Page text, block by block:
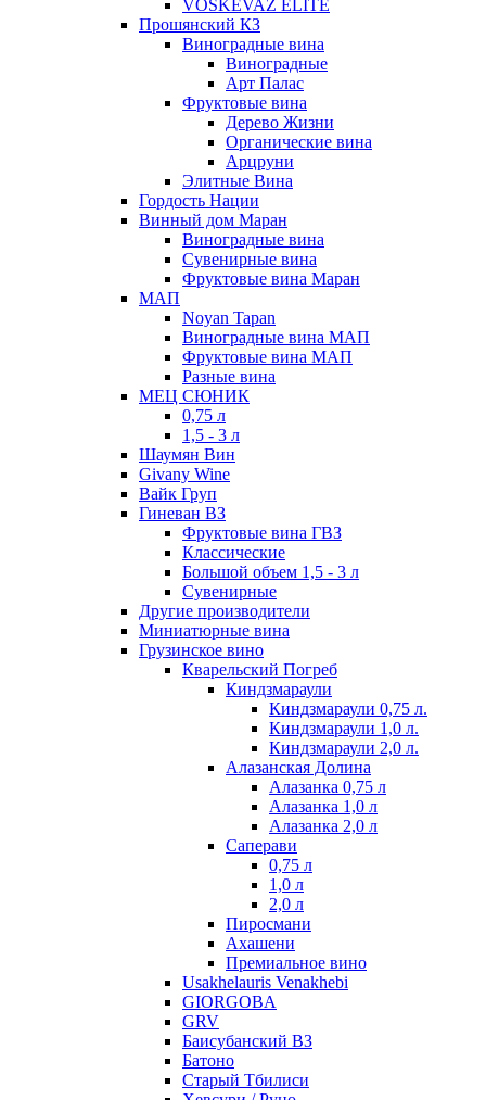
VOSKEVAZ ELITE
Прошянский КЗ
Виноградные вина
Виноградные
Арт Палас
Фруктовые вина
Дерево Жизни
Органические вина
Арцруни
Элитные Вина
Гордость Нации
Винный дом Маран
Виноградные вина
Сувенирные вина
Фруктовые вина Маран
МАП
Noyan Tapan
Виноградные вина МАП
Фруктовые вина МАП
Разные вина
МЕЦ СЮНИК
0,75 л
1,5 - 3 л
Шаумян Вин
Givany Wine
Вайк Груп
Гиневан ВЗ
Фруктовые вина ГВЗ
Классические
Большой объем 1,5 - 3 л
Сувенирные
Другие производители
Миниатюрные вина
Грузинское вино
Кварельский Погреб
Киндзмараули
Киндзмараули 0,75 л.
Киндзмараули 1,0 л.
Киндзмараули 2,0 л.
Алазанская Долина
Алазанка 0,75 л
Алазанка 1,0 л
Алазанка 2,0 л
Саперави
0,75 л
1,0 л
2,0 л
Пиросмани
Ахашени
Премиальное вино
Usakhelauris Venakhebi
GIORGOBA
GRV
Баисубанский ВЗ
Батоно
Старый Тбилиси